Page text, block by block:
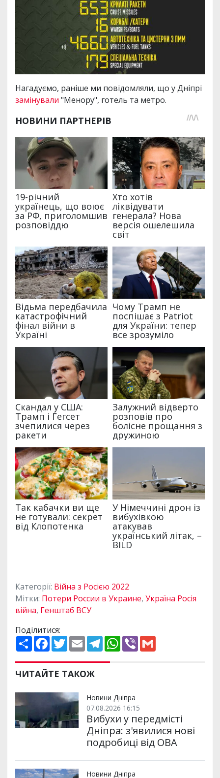
Нагадуємо, раніше ми повідомляли, що у Дніпрі
замінували "Менору", готель та метро.
Категорії: Війна з Росією 2022
Мітки: Потери России в Украине, Україна Росія
війна, Генштаб ВСУ
Поділитися:
П
о
и
р
и
и
F
a
e
b
o
k
T
w
t
t
e
E
m
i
l
T
e
e
m
W
h
p
V
ЧИТАЙТЕ ТАКОЖ
Новини Дніпра
07.08.2026 16:15
Вибухи у передмісті
Дніпра: з'явилися нові
подробиці від ОВА
Новини Дніпра